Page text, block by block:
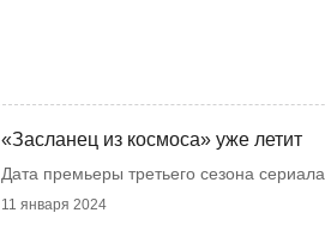
«Засланец из космоса» уже летит
Дата премьеры третьего сезона сериала
11 января 2024